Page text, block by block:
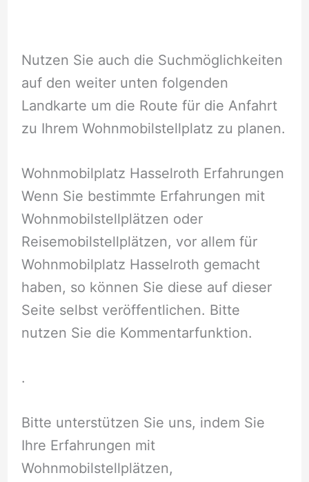
Nutzen Sie auch die Suchmöglichkeiten
auf den weiter unten folgenden
Landkarte um die Route für die Anfahrt
zu Ihrem Wohnmobilstellplatz zu planen.
Wohnmobilplatz Hasselroth Erfahrungen
Wenn Sie bestimmte Erfahrungen mit
Wohnmobilstellplätzen oder
Reisemobilstellplätzen, vor allem für
Wohnmobilplatz Hasselroth gemacht
haben, so können Sie diese auf dieser
Seite selbst veröffentlichen. Bitte
nutzen Sie die Kommentarfunktion.
.
Bitte unterstützen Sie uns, indem Sie
Ihre Erfahrungen mit
Wohnmobilstellplätzen,